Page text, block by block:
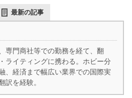
最新の記事
専門商社等での勤務を経て、翻
ライティングに携わる。ホビー分
、経済まで幅広い業界での国際実
訳を経験。